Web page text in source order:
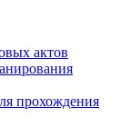
актов
прохождения